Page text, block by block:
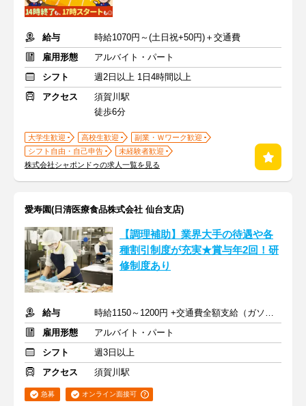
給与
時給1070円～(土日祝+50円)＋交通費
雇用形態
アルバイト・パート
シフト
週2日以上 1日4時間以上
アクセス
須賀川駅
徒歩6分
大学生歓迎 高校生歓迎
副業・Ｗワーク歓迎
シフト自由・自己申告
未経験者歓迎
株式会社シャポンドゥの求人一覧を見る
愛寿園(日清医療食品株式会社 仙台支店)
【調理補助】業界大手の待遇や各
種割引制度が充実★賞与年2回！研
修制度あり
給与
時給1150～1200円 +交通費全額支給（ガソリン代も支給）
雇用形態
アルバイト・パート
シフト
週3日以上
アクセス
須賀川駅
急募 オンライン面接可